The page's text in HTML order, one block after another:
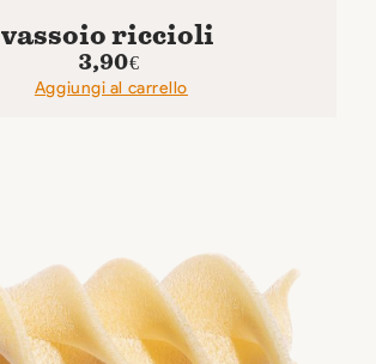
vassoio riccioli
3,90€
Aggiungi al carrello